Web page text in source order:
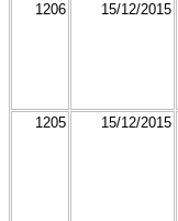
1206 15/12/2015
1205 15/12/2015